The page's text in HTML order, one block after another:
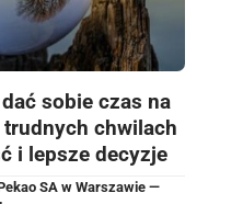
sobie czas na
chwilach
i lepsze decyzje
SA w Warszawie —